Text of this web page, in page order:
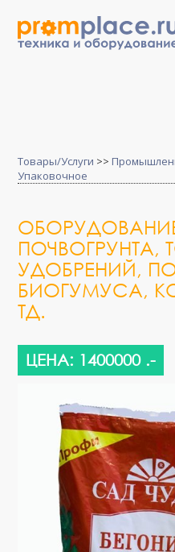
Товары/Услуги >>
Упаковочное
ПОЧВОГРУНТА,
УДОБРЕНИЙ,
БИОГУМУСА,
ТД.
ЦЕНА: 1400000 .-